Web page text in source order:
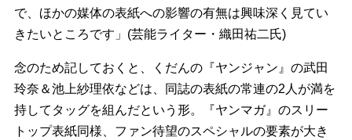
で、ほかの媒体の表紙への影響の有無は興味深く見てい
きたいところです」(芸能ライター・織田祐二氏)
念のため記しておくと、くだんの『ヤンジャン』の武田
玲奈＆池上紗理依などは、同誌の表紙の常連の2人が満を
持してタッグを組んだという形。『ヤンマガ』のスリー
トップ表紙同様、ファン待望のスペシャルの要素が大き